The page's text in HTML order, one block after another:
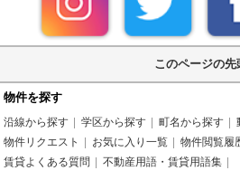
このページの先
物件を探す
沿線から探す 学区から探す 町名から探す
物件リクエスト
お気に入り一覧 物件閲覧履
賃貸よくある質問
不動産用語・賃貸用語集